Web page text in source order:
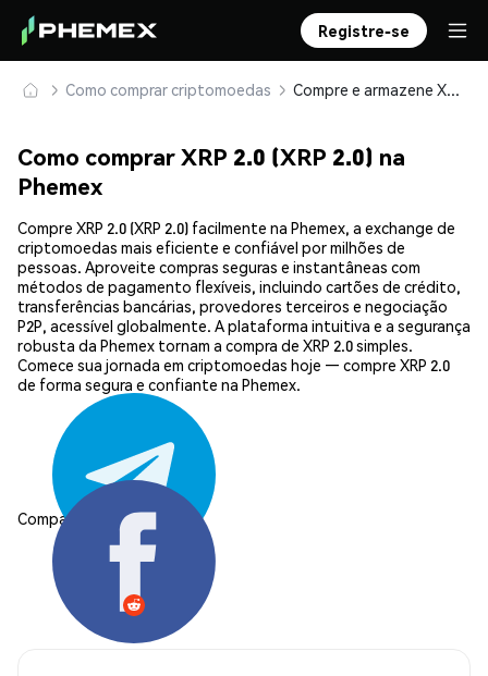
Registre-se
Como comprar criptomoedas Compre e armazene XRP 2.0 (XRP 2.0) com segurança
Como comprar XRP 2.0 (XRP 2.0) na
Phemex
Compre XRP 2.0 (XRP 2.0) facilmente na Phemex, a exchange de
criptomoedas mais eficiente e confiável por milhões de
pessoas. Aproveite compras seguras e instantâneas com
métodos de pagamento flexíveis, incluindo cartões de crédito,
transferências bancárias, provedores terceiros e negociação
P2P, acessível globalmente. A plataforma intuitiva e a segurança
robusta da Phemex tornam a compra de XRP 2.0 simples.
Comece sua jornada em criptomoedas hoje — compre XRP 2.0
de forma segura e confiante na Phemex.
Compartilhar: